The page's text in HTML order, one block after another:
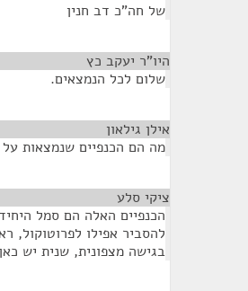
של חה"כ דב חנין
היו"ר יעקב כץ
שלום לכל הנמצאים.
אילן גילאון
מה הם הכנפיים שנמצאות
ציקי סלע
הכנפיים האלה הם סמל
להסביר אפילו לפרוטוקול,
בגישה מצפונית, שנית יש